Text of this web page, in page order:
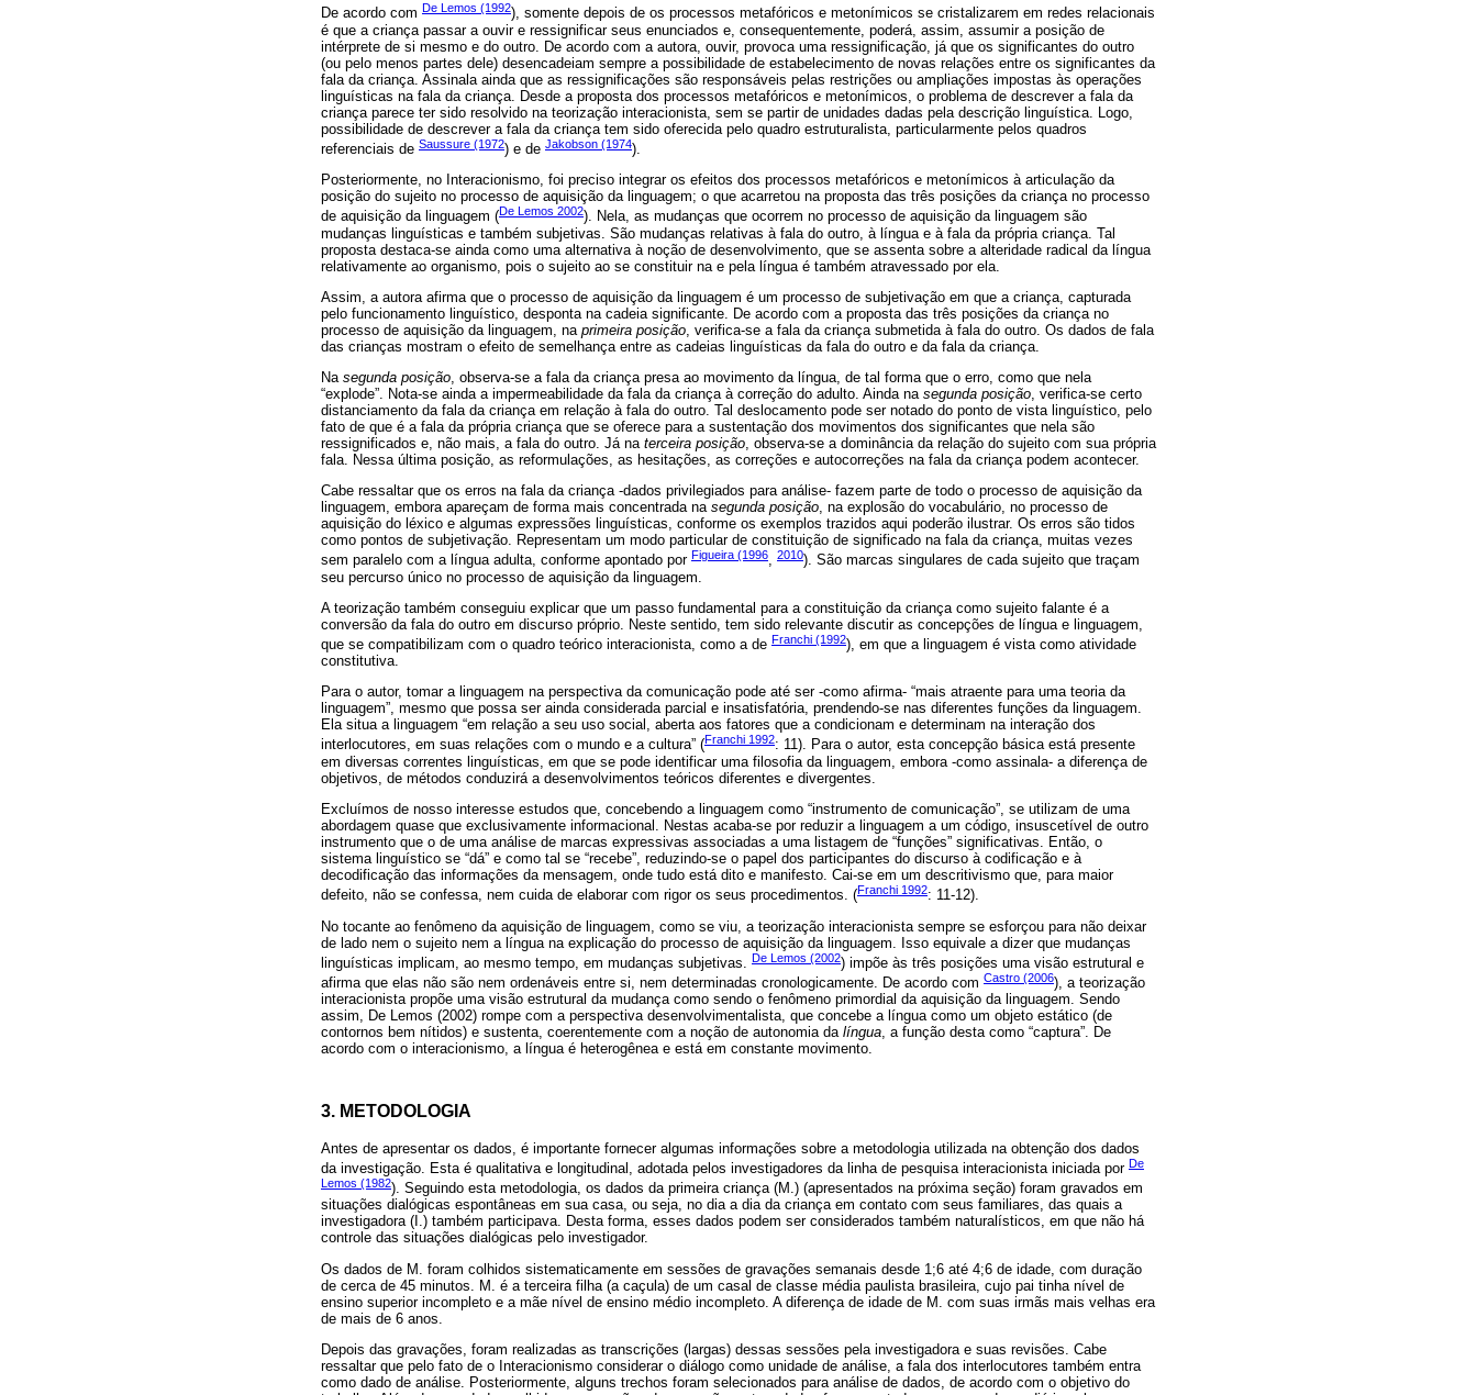
De acordo com De Lemos (1992), somente depois de os processos metafóricos e metonímicos se cristalizarem em redes relacionais
é que a criança passar a ouvir e ressignificar seus enunciados e, consequentemente, poderá, assim, assumir a posição de
intérprete de si mesmo e do outro. De acordo com a autora, ouvir, provoca uma ressignificação, já que os significantes do outro
(ou pelo menos partes dele) desencadeiam sempre a possibilidade de estabelecimento de novas relações entre os significantes da
fala da criança. Assinala ainda que as ressignificações são responsáveis pelas restrições ou ampliações impostas às operações
linguísticas na fala da criança. Desde a proposta dos processos metafóricos e metonímicos, o problema de descrever a fala da
criança parece ter sido resolvido na teorização interacionista, sem se partir de unidades dadas pela descrição linguística. Logo,
possibilidade de descrever a fala da criança tem sido oferecida pelo quadro estruturalista, particularmente pelos quadros
referenciais de Saussure (1972) e de Jakobson (1974).
Posteriormente, no Interacionismo, foi preciso integrar os efeitos dos processos metafóricos e metonímicos à articulação da
posição do sujeito no processo de aquisição da linguagem; o que acarretou na proposta das três posições da criança no processo
de aquisição da linguagem (De Lemos 2002). Nela, as mudanças que ocorrem no processo de aquisição da linguagem são
mudanças linguísticas e também subjetivas. São mudanças relativas à fala do outro, à língua e à fala da própria criança. Tal
proposta destaca-se ainda como uma alternativa à noção de desenvolvimento, que se assenta sobre a alteridade radical da língua
relativamente ao organismo, pois o sujeito ao se constituir na e pela língua é também atravessado por ela.
Assim, a autora afirma que o processo de aquisição da linguagem é um processo de subjetivação em que a criança, capturada
pelo funcionamento linguístico, desponta na cadeia significante. De acordo com a proposta das três posições da criança no
processo de aquisição da linguagem, na primeira posição , verifica-se a fala da criança submetida à fala do outro. Os dados de fala
das crianças mostram o efeito de semelhança entre as cadeias linguísticas da fala do outro e da fala da criança.
Na segunda posição, observa-se a fala da criança presa ao movimento da língua, de tal forma que o erro, como que nela
“explode”. Nota-se ainda a impermeabilidade da fala da criança à correção do adulto. Ainda na segunda posição, verifica-se certo
distanciamento da fala da criança em relação à fala do outro. Tal deslocamento pode ser notado do ponto de vista linguístico, pelo
fato de que é a fala da própria criança que se oferece para a sustentação dos movimentos dos significantes que nela são
ressignificados e, não mais, a fala do outro. Já na terceira posição, observa-se a dominância da relação do sujeito com sua própria
fala. Nessa última posição, as reformulações, as hesitações, as correções e autocorreções na fala da criança podem acontecer.
Cabe ressaltar que os erros na fala da criança -dados privilegiados para análise- fazem parte de todo o processo de aquisição da
linguagem, embora apareçam de forma mais concentrada na segunda posição, na explosão do vocabulário, no processo de
aquisição do léxico e algumas expressões linguísticas, conforme os exemplos trazidos aqui poderão ilustrar. Os erros são tidos
como pontos de subjetivação. Representam um modo particular de constituição de significado na fala da criança, muitas vezes
sem paralelo com a língua adulta, conforme apontado por Figueira (1996, 2010). São marcas singulares de cada sujeito que traçam
seu percurso único no processo de aquisição da linguagem.
A teorização também conseguiu explicar que um passo fundamental para a constituição da criança como sujeito falante é a
conversão da fala do outro em discurso próprio. Neste sentido, tem sido relevante discutir as concepções de língua e linguagem,
que se compatibilizam com o quadro teórico interacionista, como a de Franchi (1992), em que a linguagem é vista como atividade
constitutiva.
Para o autor, tomar a linguagem na perspectiva da comunicação pode até ser -como afirma- “mais atraente para uma teoria da
linguagem”, mesmo que possa ser ainda considerada parcial e insatisfatória, prendendo-se nas diferentes funções da linguagem.
Ela situa a linguagem “em relação a seu uso social, aberta aos fatores que a condicionam e determinam na interação dos
interlocutores, em suas relações com o mundo e a cultura” (Franchi 1992: 11). Para o autor, esta concepção básica está presente
em diversas correntes linguísticas, em que se pode identificar uma filosofia da linguagem, embora -como assinala- a diferença de
objetivos, de métodos conduzirá a desenvolvimentos teóricos diferentes e divergentes.
Excluímos de nosso interesse estudos que, concebendo a linguagem como “instrumento de comunicação”, se utilizam de uma
abordagem quase que exclusivamente informacional. Nestas acaba-se por reduzir a linguagem a um código, insuscetível de outro
instrumento que o de uma análise de marcas expressivas associadas a uma listagem de “funções” significativas. Então, o
sistema linguístico se “dá” e como tal se “recebe”, reduzindo-se o papel dos participantes do discurso à codificação e à
decodificação das informações da mensagem, onde tudo está dito e manifesto. Cai-se em um descritivismo que, para maior
defeito, não se confessa, nem cuida de elaborar com rigor os seus procedimentos. (Franchi 1992: 11-12).
No tocante ao fenômeno da aquisição de linguagem, como se viu, a teorização interacionista sempre se esforçou para não deixar
de lado nem o sujeito nem a língua na explicação do processo de aquisição da linguagem. Isso equivale a dizer que mudanças
linguísticas implicam, ao mesmo tempo, em mudanças subjetivas.
De Lemos (2002) impõe às três posições uma visão estrutural e
afirma que elas não são nem ordenáveis entre si, nem determinadas cronologicamente. De acordo com Castro (2006), a teorização
interacionista propõe uma visão estrutural da mudança como sendo o fenômeno primordial da aquisição da linguagem. Sendo
assim, De Lemos (2002) rompe com a perspectiva desenvolvimentalista, que concebe a língua como um objeto estático (de
contornos bem nítidos) e sustenta, coerentemente com a noção de autonomia da língua, a função desta como “captura”. De
acordo com o interacionismo, a língua é heterogênea e está em constante movimento.
3. METODOLOGIA
Antes de apresentar os dados, é importante fornecer algumas informações sobre a metodologia utilizada na obtenção dos dados
da investigação. Esta é qualitativa e longitudinal, adotada pelos investigadores da linha de pesquisa interacionista iniciada por De
Lemos (1982). Seguindo esta metodologia, os dados da primeira criança (M.) (apresentados na próxima seção) foram gravados em
situações dialógicas espontâneas em sua casa, ou seja, no dia a dia da criança em contato com seus familiares, das quais a
investigadora (I.) também participava. Desta forma, esses dados podem ser considerados também naturalísticos, em que não há
controle das situações dialógicas pelo investigador.
Os dados de M. foram colhidos sistematicamente em sessões de gravações semanais desde 1;6 até 4;6 de idade, com duração
de cerca de 45 minutos. M. é a terceira filha (a caçula) de um casal de classe média paulista brasileira, cujo pai tinha nível de
ensino superior incompleto e a mãe nível de ensino médio incompleto. A diferença de idade de M. com suas irmãs mais velhas era
de mais de 6 anos.
Depois das gravações, foram realizadas as transcrições (largas) dessas sessões pela investigadora e suas revisões. Cabe
ressaltar que pelo fato de o Interacionismo considerar o diálogo como unidade de análise, a fala dos interlocutores também entra
como dado de análise. Posteriormente, alguns trechos foram selecionados para análise de dados, de acordo com o objetivo do